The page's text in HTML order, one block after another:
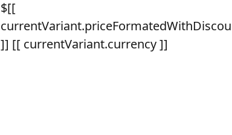
$[[
]] [[ currentVariant.currency ]]